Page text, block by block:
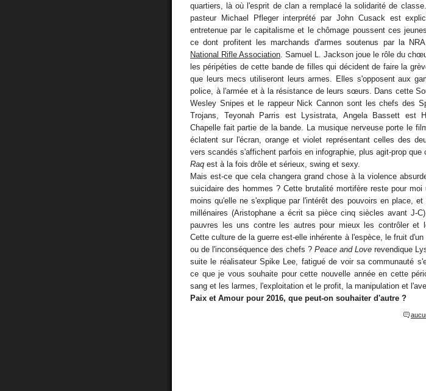
quartiers, là où l'esprit de clan a remplacé la solidarité de
pasteur Michael Pfleger interprété par John Cusack est
entretenue par le capitalisme et le chômage poussent ces
ce dont profitent les marchands d'armes soutenus par la
National Rifle Association . Samuel L. Jackson joue le rôle du
les péripéties de cette bande de filles qui décident de faire la
que leurs mecs utiliseront leurs armes. Elles s'opposent aux
police, à l'armée et à la résistance de leurs sœurs. Dans cette
Wesley Snipes et le rappeur Nick Cannon sont les chefs des
Trojans, Teyonah Parris est Lysistrata, Angela Bassett est
Chapelle fait partie de la bande. La musique nerveuse porte le
éclatent sur l'écran, orange et violet représentant celles des
vers scandés s'affichent parfois en infographie, plus agit-prop que
Raq est à la fois drôle et sérieux, swing et sexy.
Mais est-ce que cela changera grand chose à la violence
suicidaire des hommes ? Cette brutalité mortifère reste pour
moins qu'elle ne s'explique par l'intérêt des pouvoirs en place, et
millénaires (Aristophane a écrit sa pièce cinq siècles avant J-
pauvres les uns contre les autres pour mieux les contrôler et
Cette culture de la guerre est-elle inhérente à l'espèce, le fruit
ou de l'inconséquence des chefs ? Peace and Love revendique
suite le réalisateur Spike Lee, fatigué de voir sa communauté
ce que je vous souhaite pour cette nouvelle année en cette
sang et les larmes, l'exploitation et le profit, la manipulation et
Paix et Amour pour 2016, que peut-on souhaiter d'autre ?